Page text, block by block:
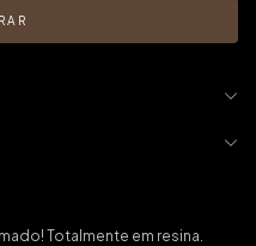
Totalmente em resina.